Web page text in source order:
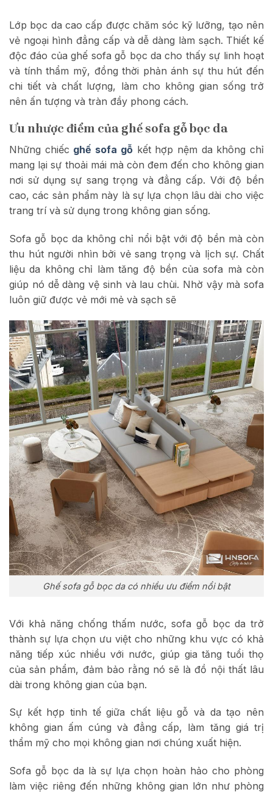
Lớp bọc da cao cấp được chăm sóc kỹ lưỡng, tạo nên
vẻ ngoại hình đẳng cấp và dễ dàng làm sạch. Thiết kế
độc đáo của ghế sofa gỗ bọc da cho thấy sự linh hoạt
và tính thẩm mỹ, đồng thời phản ánh sự thu hút đến
chi tiết và chất lượng, làm cho không gian sống trở
nên ấn tượng và tràn đầy phong cách.
Ưu nhược điểm của ghế sofa gỗ bọc da
Những chiếc ghế sofa gỗkết hợp nệm da không chỉ
mang lại sự thoải mái mà còn đem đến cho không gian
nơi sử dụng sự sang trọng và đẳng cấp. Với độ bền
cao, các sản phẩm này là sự lựa chọn lâu dài cho việc
trang trí và sử dụng trong không gian sống.
Sofa gỗ bọc da không chỉ nổi bật với độ bền mà còn
thu hút người nhìn bởi vẻ sang trọng và lịch sự. Chất
liệu da không chỉ làm tăng độ bền của sofa mà còn
giúp nó dễ dàng vệ sinh và lau chùi. Nhờ vậy mà sofa
luôn giữ được vẻ mới mẻ và sạch sẽ
Ghế sofa gỗ bọc da có nhiều ưu điểm nổi bật
Với khả năng chống thấm nước, sofa gỗ bọc da trở
thành sự lựa chọn ưu việt cho những khu vực có khả
năng tiếp xúc nhiều với nước, giúp gia tăng tuổi thọ
của sản phẩm, đảm bảo rằng nó sẽ là đồ nội thất lâu
dài trong không gian của bạn.
Sự kết hợp tinh tế giữa chất liệu gỗ và da tạo nên
không gian ấm cúng và đẳng cấp, làm tăng giá trị
thẩm mỹ cho mọi không gian nơi chúng xuất hiện.
Sofa gỗ bọc da là sự lựa chọn hoàn hảo cho phòng
làm việc riêng đến những không gian lớn như phòng